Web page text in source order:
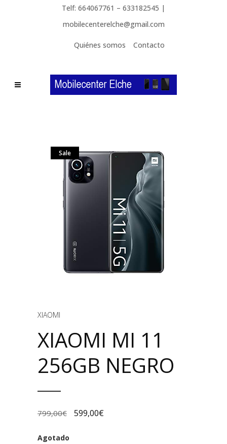
Telf: 664067761 – 633182545 |
mobilecenterelche@gmail.com
Quiénes somos Contacto
Sale
XIAOMI
XIAOMI MI 11
256GB NEGRO
799,00€ 599,00€
Agotado